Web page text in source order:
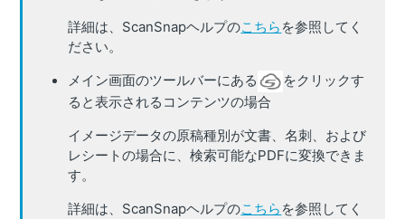
詳細は、ScanSnapヘルプのこちら を参照してく
ださい。
メイン画面のツールバーにある
をクリックす
ると表示されるコンテンツの場合
イメージデータの原稿種別が文書、名刺、および
レシートの場合に、検索可能なPDFに変換できま
す。
詳細は、ScanSnapヘルプのこちら を参照してく